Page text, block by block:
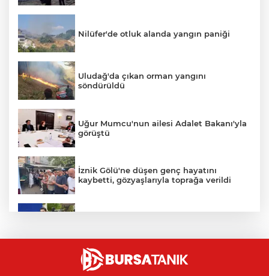
Nilüfer'de otluk alanda yangın paniği
Uludağ'da çıkan orman yangını
söndürüldü
Uğur Mumcu'nun ailesi Adalet Bakanı'yla
görüştü
İznik Gölü'ne düşen genç hayatını
kaybetti, gözyaşlarıyla toprağa verildi
Bursa'da vatandaşa zorla hesap açtırıp